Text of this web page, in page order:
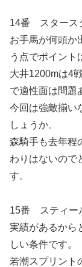
14番 スター
お手馬が何頭か
う点でポイント
大井1200mは4
で適性面は問題
今回は強敵揃い
しょうか。
森騎手も去年程
わりはないので
す。
15番 スティ
実績があるから
しい条件です。
若潮スプリント